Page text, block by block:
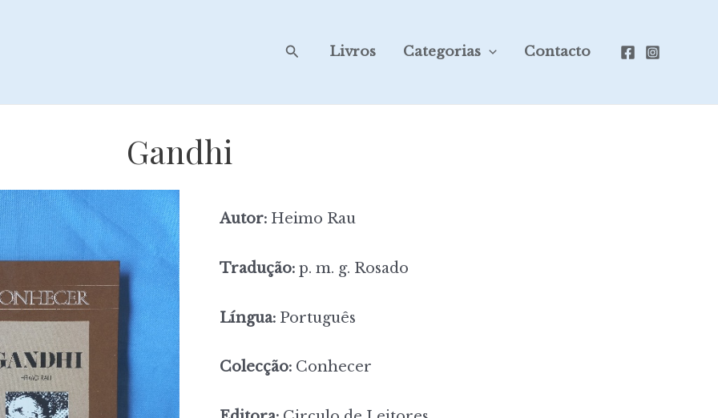
SearchLivros Categorias Contacto
Gandhi
Autor: Heimo Rau
Tradução: p. m. g. Rosado
Língua: Português
Colecção: Conhecer